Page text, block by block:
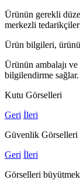
Ürünün gerekli
merkezli
Ürün bilgileri,
Ürünün ambalajı
bilgilendirme sağlar.
Kutu Görselleri
Geri İleri
Güvenlik Görselleri
Geri İleri
Görselleri büyütmek